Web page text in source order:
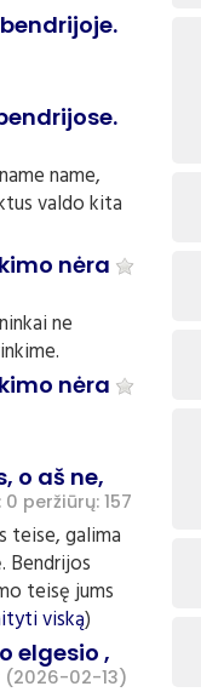
name,
valdo kita
nėra
ne
nėra
o aš ne,
0 peržiūrų: 157
teise, galima
Bendrijos
teisę jums
viską)
elgesio ,
(2026-02-13)